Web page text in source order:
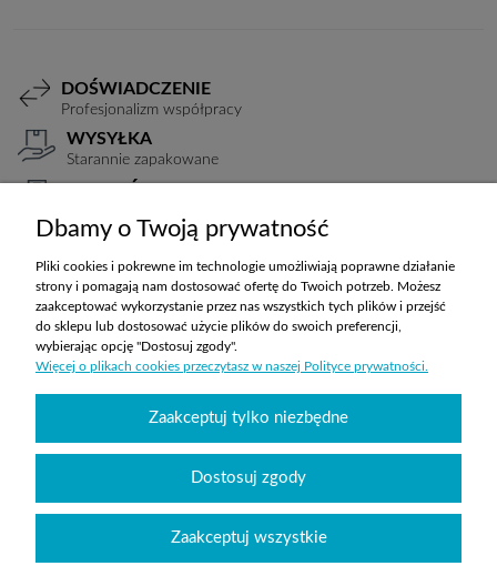
DOŚWIADCZENIE
Profesjonalizm współpracy
WYSYŁKA
Starannie zapakowane
TRANSPORT
Koszty ustalane indywidualnie
ZAKUPY
POMOC
MOJE KONTO
Dbamy o Twoją prywatność
Pliki cookies i pokrewne im technologie umożliwiają poprawne działanie
strony i pomagają nam dostosować ofertę do Twoich potrzeb. Możesz
zaakceptować wykorzystanie przez nas wszystkich tych plików i przejść
do sklepu lub dostosować użycie plików do swoich preferencji,
wybierając opcję "Dostosuj zgody".
Więcej o plikach cookies przeczytasz w naszej Polityce prywatności.
Zaakceptuj tylko niezbędne
Dostosuj zgody
Zaakceptuj wszystkie